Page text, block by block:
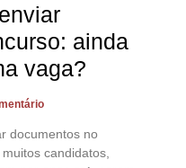
ainda
vaga?
documentos no
candidatos,